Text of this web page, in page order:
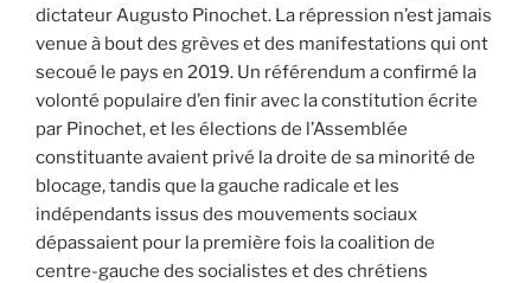
dictateur Augusto Pinochet. La répression n’est jamais
venue à bout des grèves et des manifestations qui ont
secoué le pays en 2019. Un référendum a confirmé la
volonté populaire d’en finir avec la constitution écrite
par Pinochet, et les élections de l’Assemblée
constituante avaient privé la droite de sa minorité de
blocage, tandis que la gauche radicale et les
indépendants issus des mouvements sociaux
dépassaient pour la première fois la coalition de
centre-gauche des socialistes et des chrétiens